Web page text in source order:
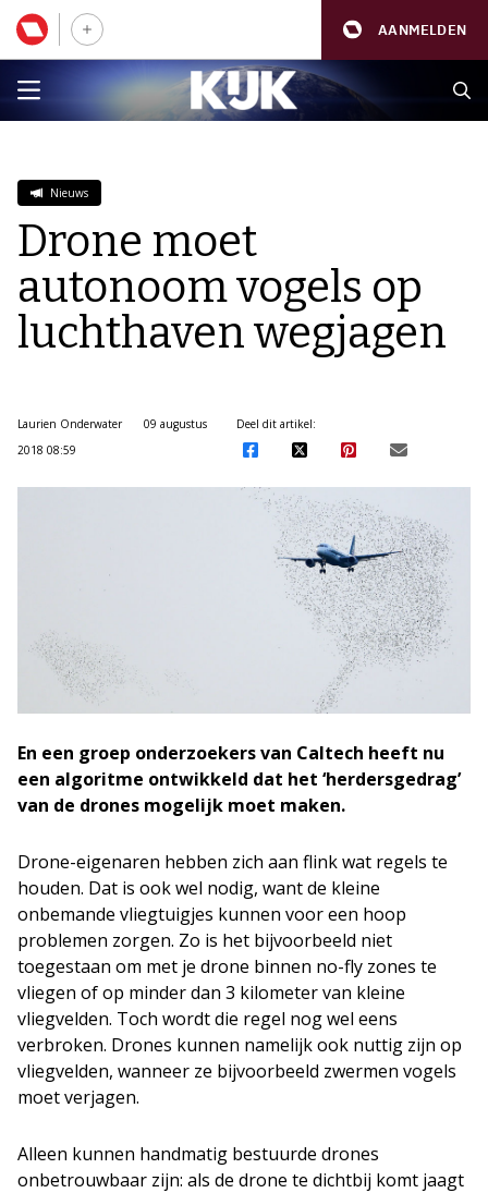
AANMELDEN
Nieuws
Drone moet
autonoom vogels op
luchthaven wegjagen
Laurien Onderwater
09 augustus
2018 08:59
Deel dit artikel:
En een groep onderzoekers van Caltech heeft nu
een algoritme ontwikkeld dat het ‘herdersgedrag’
van de drones mogelijk moet maken.
Drone-eigenaren hebben zich aan flink wat regels te
houden. Dat is ook wel nodig, want de kleine
onbemande vliegtuigjes kunnen voor een hoop
problemen zorgen. Zo is het bijvoorbeeld niet
toegestaan om met je drone binnen no-fly zones te
vliegen of op minder dan 3 kilometer van kleine
vliegvelden. Toch wordt die regel nog wel eens
verbroken. Drones kunnen namelijk ook nuttig zijn op
vliegvelden, wanneer ze bijvoorbeeld zwermen vogels
moet verjagen.
Alleen kunnen handmatig bestuurde drones
onbetrouwbaar zijn: als de drone te dichtbij komt jaagt